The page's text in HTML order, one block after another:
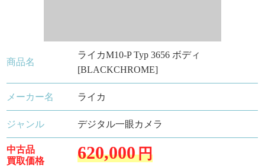
商品名
ライカM10-P Typ 3656 ボディ
[BLACKCHROME]
メーカー名 ライカ
ジャンル デジタル一眼カメラ
中古品
買取価格
620,000円